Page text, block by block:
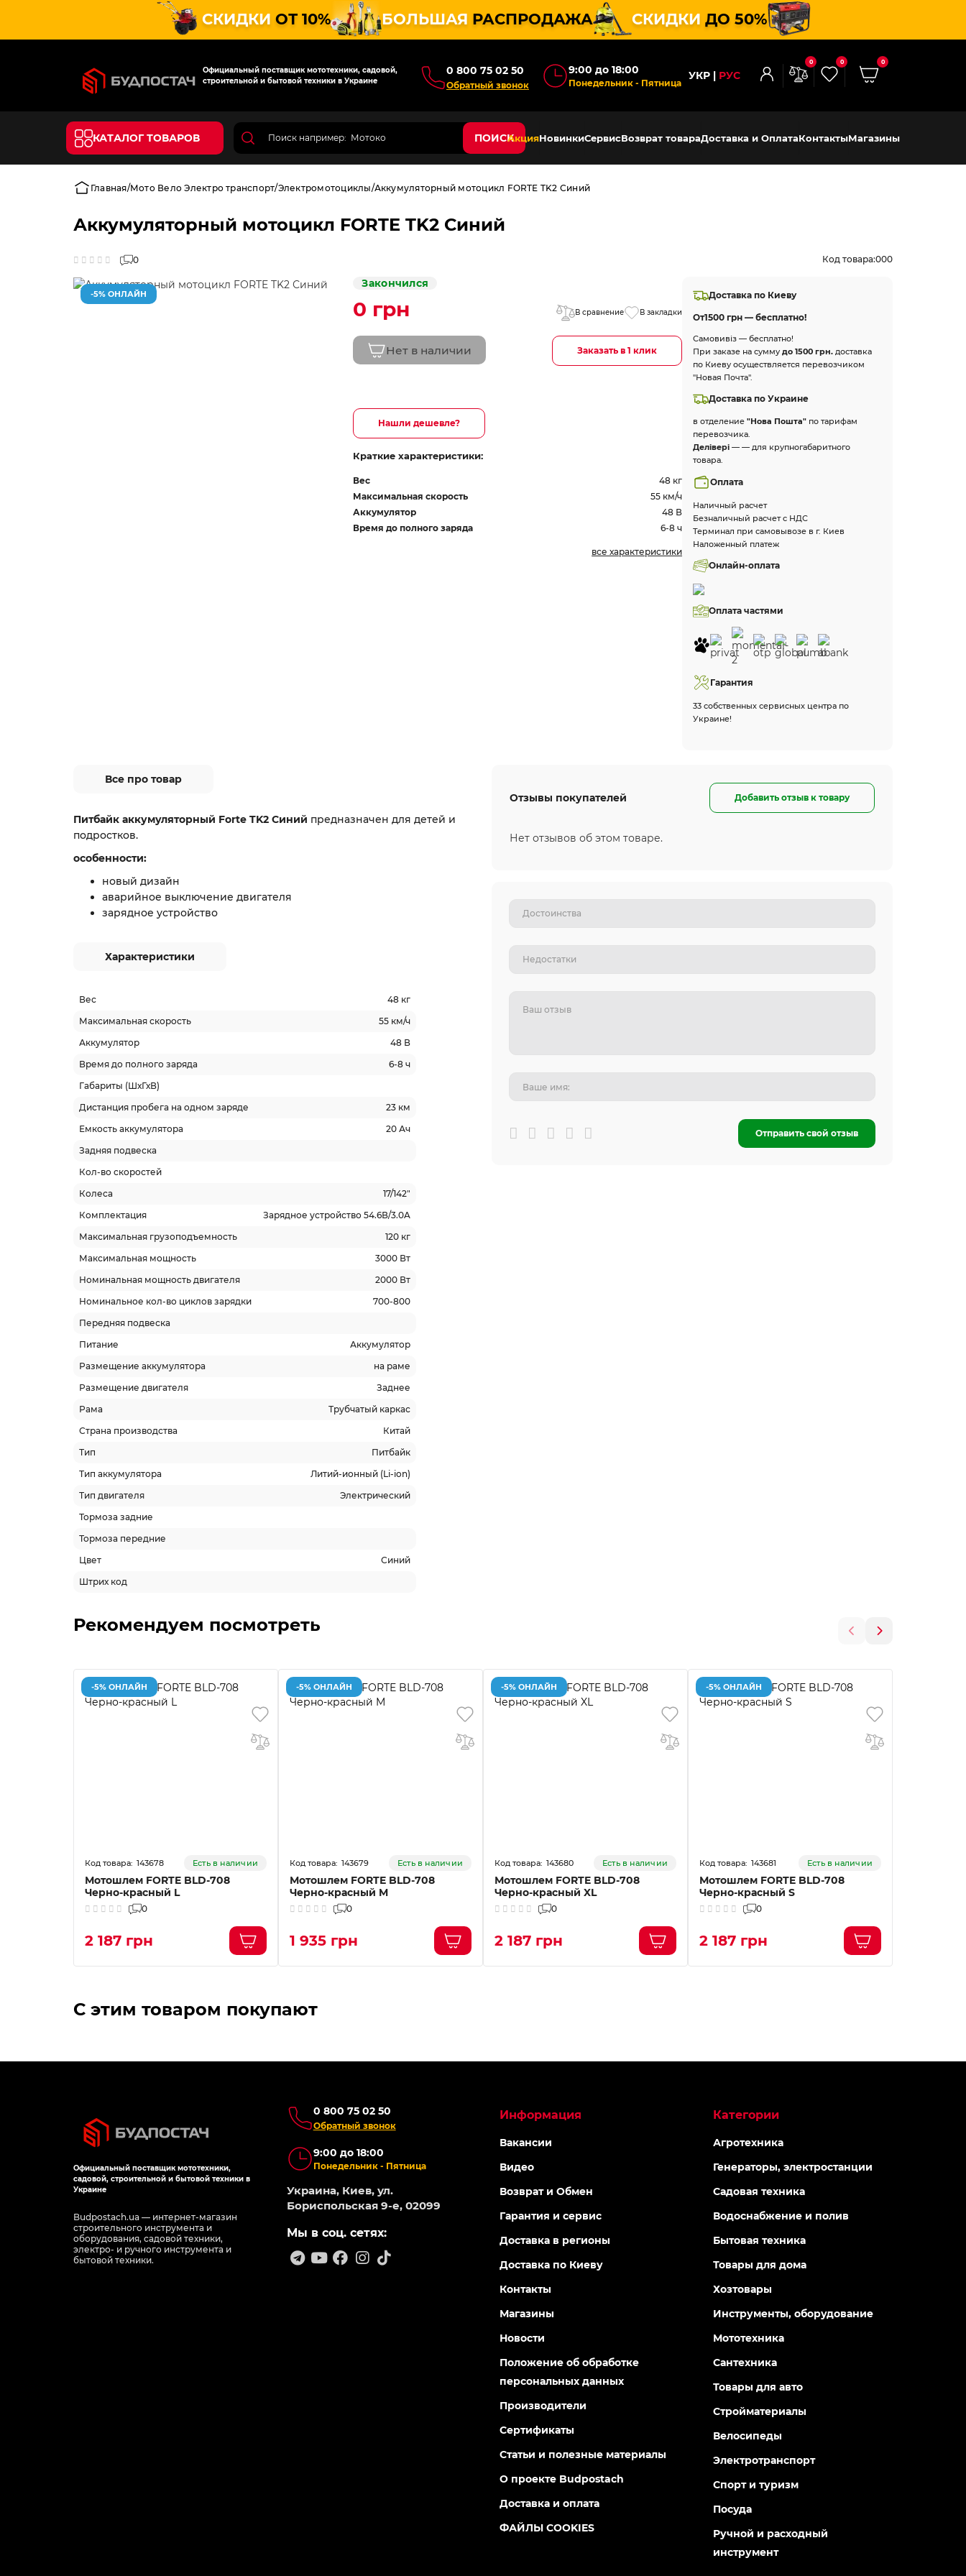
СКИДКИ ОТ 10% БОЛЬШАЯ РАСПРОДАЖА СКИДКИ ДО 50%
Официальный поставщик мототехники, садовой,
строительной и бытовой техники в Украине
0 800 75 02 50
Обратный звонок
9:00 до 18:00
Понедельник - Пятница
УКР РУС
0 0 0
КАТАЛОГ ТОВАРОВ ПОИСКАкцияНовинкиСервисВозврат товараДоставка и ОплатаКонтактыМагазины
Главная Мото Вело Электро транспорт Электромотоциклы Аккумуляторный мотоцикл FORTE TK2 Синий
Аккумуляторный мотоцикл FORTE TK2 Синий
0 Код товара:000
-5% ОНЛАЙН
Закончился
0 грн В сравнение В закладки
Нет в наличии Заказать в 1 клик
Нашли дешевле?
Краткие характеристики:
Вес
48 кг
Максимальная скорость
55 км/ч
Аккумулятор
48 В
Время до полного заряда
6-8 ч
все характеристики
Доставка по Киеву
От1500 грн — бесплатно!
Самовивіз — бесплатно!
При заказе на суммудо 1500 грн. доставка
по Киеву осуществляется перевозчиком
"Новая Почта".
Доставка по Украине
в отделение"Нова Пошта" по тарифам
перевозчика.
Делівері — — для крупногабаритного
товара.
Оплата
Наличный расчет
Безналичный расчет с НДС
Терминал при самовывозе в г. Киев
Наложенный платеж
Онлайн-оплата
Оплата частями
Гарантия
33 собственных сервисных центра по
Украине!
Все про товар
Питбайк аккумуляторный Forte TK2 Синий предназначен для детей и
подростков.
особенности:
новый дизайн
аварийное выключение двигателя
зарядное устройство
Характеристики
Вес
48 кг
Максимальная скорость
55 км/ч
Аккумулятор
48 В
Время до полного заряда
6-8 ч
Габариты (ШхГхВ)
Дистанция пробега на одном заряде
23 км
Емкость аккумулятора
20 Ач
Задняя подвеска
Кол-во скоростей
Колеса
17/142"
Комплектация
Зарядное устройство 54.6В/3.0A
Максимальная грузоподъемность
120 кг
Максимальная мощность
3000 Вт
Номинальная мощность двигателя
2000 Вт
Номинальное кол-во циклов зарядки
700-800
Передняя подвеска
Питание
Аккумулятор
Размещение аккумулятора
на раме
Размещение двигателя
Заднее
Рама
Трубчатый каркас
Страна производства
Китай
Тип
Питбайк
Тип аккумулятора
Литий-ионный (Li-ion)
Тип двигателя
Электрический
Тормоза задние
Тормоза передние
Цвет
Синий
Штрих код
Отзывы покупателей Добавить отзыв к товару
Нет отзывов об этом товаре.
Отправить свой отзыв
Рекомендуем посмотреть
-5% ОНЛАЙН
143678 Есть в наличии
Мотошлем FORTE BLD-708
Черно-красный L
0
2 187 грн
-5% ОНЛАЙН
143679 Есть в наличии
Мотошлем FORTE BLD-708
Черно-красный M
0
1 935 грн
-5% ОНЛАЙН
143680 Есть в наличии
Мотошлем FORTE BLD-708
Черно-красный XL
0
2 187 грн
-5% ОНЛАЙН
143681 Есть в наличии
Мотошлем FORTE BLD-708
Черно-красный S
0
2 187 грн
С этим товаром покупают
Официальный поставщик мототехники,
садовой, строительной и бытовой техники в
Украине
Budpostach.ua — интернет-магазин
строительного инструмента и
оборудования, садовой техники,
электро- и ручного инструмента и
бытовой техники.
0 800 75 02 50
Обратный звонок
9:00 до 18:00
Понедельник - Пятница
Украина, Киев, ул.
Бориспольская 9-е, 02099
Мы в соц. сетях:
Информация
Вакансии
Видео
Возврат и Обмен
Гарантия и сервис
Доставка в регионы
Доставка по Киеву
Контакты
Магазины
Новости
Положение об обработке
персональных данных
Производители
Сертификаты
Статьи и полезные материалы
О проекте Budpostach
Доставка и оплата
ФАЙЛЫ COOKIES
Категории
Агротехника
Генераторы, электростанции
Садовая техника
Водоснабжение и полив
Бытовая техника
Товары для дома
Хозтовары
Инструменты, оборудование
Мототехника
Сантехника
Товары для авто
Стройматериалы
Велосипеды
Электротранспорт
Спорт и туризм
Посуда
Ручной и расходный
инструмент